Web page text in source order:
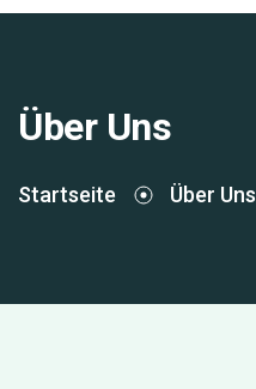
Über Uns
Startseite Über Uns